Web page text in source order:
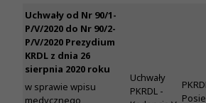
Uchwały od Nr 90/1-
P/V/2020 do Nr 90/2-
P/V/2020 Prezydium
KRDL z dnia 26
sierpnia 2020 roku
w sprawie wpisu
medycznego
Uchwały
PKRDL -